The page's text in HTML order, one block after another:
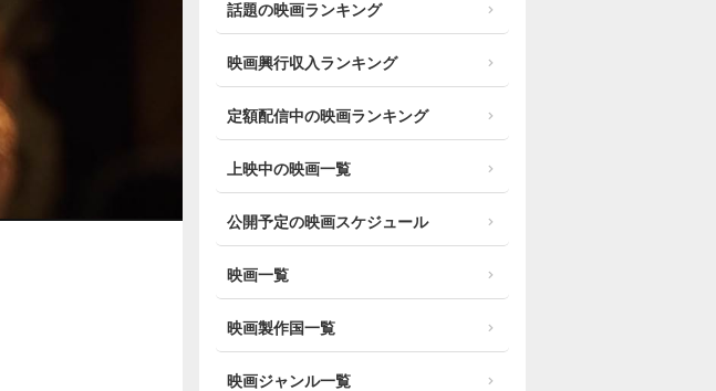
話題の映画ランキング
映画興行収入ランキング
定額配信中の映画ランキング
上映中の映画一覧
公開予定の映画スケジュール
映画一覧
映画製作国一覧
映画ジャンル一覧